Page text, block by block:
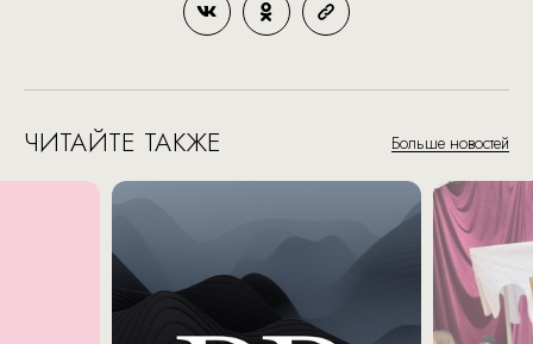
ЧИТАЙТЕ ТАКЖЕ Больше новостей